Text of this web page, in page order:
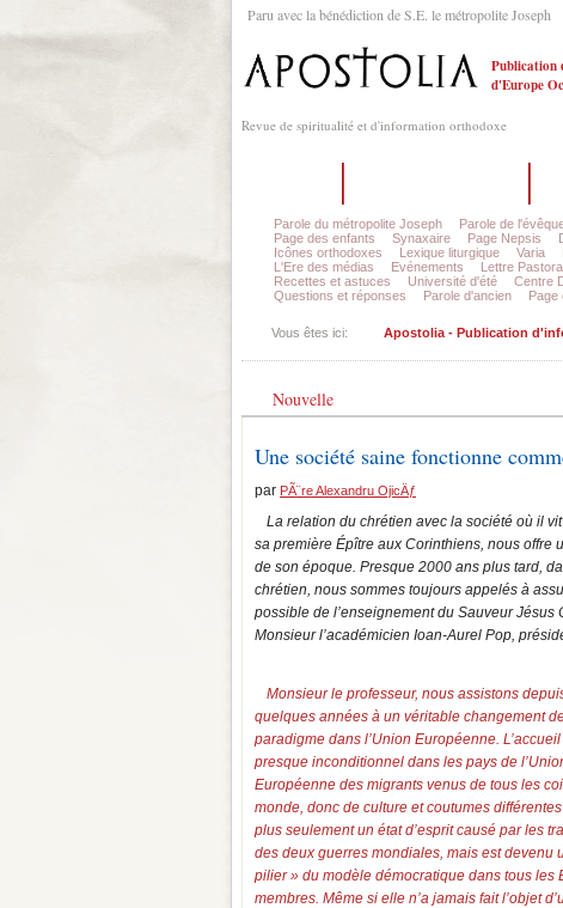
Paru avec la bénédiction de S.E. le métropolite Joseph
Publication
d'Europe
Revue de spiritualité et d'information orthodoxe
Parole du métropolite Joseph Parole de
Page des enfants
Synaxaire Page Nepsis
Icônes orthodoxes
Lexique liturgique Varia
L'Ere des médias
Evénements Lettre
Recettes et astuces
Université d'été Centre
Questions et réponses
Parole d'ancien Page
Vous êtes ici: Apostolia - Publication
Nouvelle
Une société saine fonctionne
par PÃ¨re Alexandru OjicÄƒ
La relation du chrétien avec la société où il
sa première Épître aux Corinthiens, nous offre
de son époque. Presque 2000 ans plus tard,
chrétien, nous sommes toujours appelés à
possible de l’enseignement du Sauveur
Monsieur l’académicien Ioan-Aurel Pop,
Monsieur le professeur, nous assistons
quelques années à un véritable changement
paradigme dans l’Union Européenne. L’accueil
presque inconditionnel dans les pays de
Européenne des migrants venus de tous les
monde, donc de culture et coutumes différentes
plus seulement un état d’esprit causé par les
des deux guerres mondiales, mais est devenu
pilier » du modèle démocratique dans tous les
membres. Même si elle n’a jamais fait l’objet